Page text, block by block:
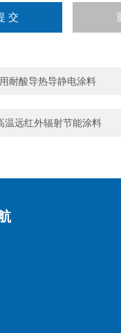
耐酸导热导静电涂料
温远红外辐射节能涂料